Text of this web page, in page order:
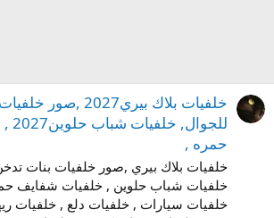
خلفيات بلاك
حمره ,
خلفيات بلاك بيري ,صور خلفيات بنات
خلفيات شباب حلوين , خلفيات شفايف
خلفيات سيارات , خلفيات دلع , خلفيات